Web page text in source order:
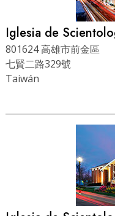
Iglesia de
801624 高雄市前金區
七賢二路329號
Taiwán